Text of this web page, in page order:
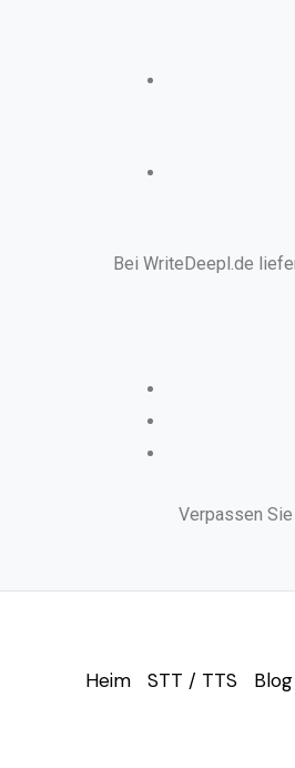
Bei WriteDeepl.de
Verpassen
Heim STT / TTS Blog